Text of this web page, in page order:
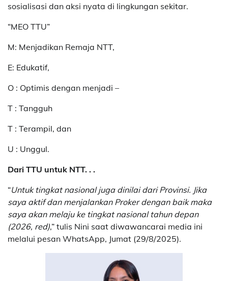
sosialisasi dan aksi nyata di lingkungan sekitar.
“MEO TTU”
M: Menjadikan Remaja NTT,
E: Edukatif,
O : Optimis dengan menjadi –
T : Tangguh
T : Terampil, dan
U : Unggul.
Dari TTU untuk NTT. . .
“Untuk tingkat nasional juga dinilai dari Provinsi. Jika
saya aktif dan menjalankan Proker dengan baik maka
saya akan melaju ke tingkat nasional tahun depan
(2026, red),” tulis Nini saat diwawancarai media ini
melalui pesan WhatsApp, Jumat (29/8/2025).